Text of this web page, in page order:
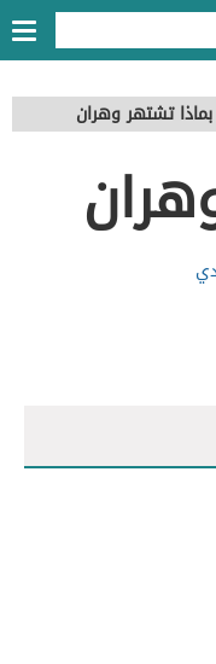
بماذا تشتهر وهران